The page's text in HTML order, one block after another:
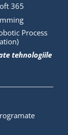
365
Process
tehnologiile